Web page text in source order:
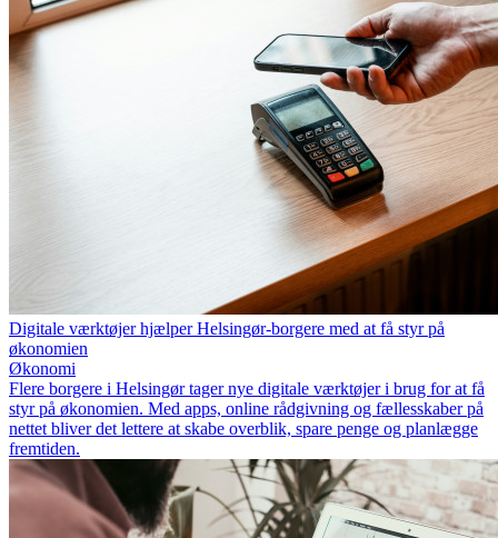
Digitale værktøjer hjælper Helsingør-borgere med at få styr på
økonomien
Økonomi
Flere borgere i Helsingør tager nye digitale værktøjer i brug for at få
styr på økonomien. Med apps, online rådgivning og fællesskaber på
nettet bliver det lettere at skabe overblik, spare penge og planlægge
fremtiden.